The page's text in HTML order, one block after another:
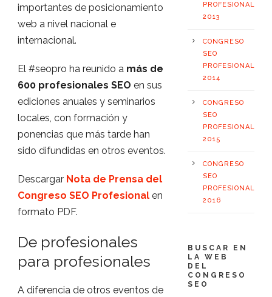
importantes de posicionamiento
web a nivel nacional e
internacional.
El #seopro ha reunido a más de
600 profesionales SEO en sus
ediciones anuales y seminarios
locales, con formación y
ponencias que más tarde han
sido difundidas en otros eventos.
Descargar Nota de Prensa del
Congreso SEO Profesional en
formato PDF.
De profesionales
para profesionales
A diferencia de otros eventos de
PROFESIONAL
2013
CONGRESO
SEO
PROFESIONAL
2014
CONGRESO
SEO
PROFESIONAL
2015
CONGRESO
SEO
PROFESIONAL
2016
BUSCAR EN
LA WEB
DEL
CONGRESO
SEO